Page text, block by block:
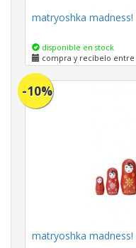
matryoshka
disponible en stock
compra y recíbelo entre
-10%
matryoshka